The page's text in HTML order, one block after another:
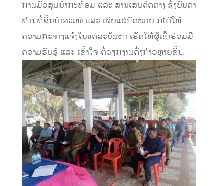
ການມົ້ວສຸມນ້ຳກະທ້ອມ ແລະ ສານເສບຕິດຕ່າງ ຊຶ່ງບັນດາ
ທ່ານທີ່ຂຶ້ນນໍາສະເໜີ ແລະ ເຜີຍແຜ່ກົດໝາຍ ກໍໄດ້ໃຫ້
ຄວາມກະຈາງແຈ້ງໃນແຕ່ລະບັນຫາ ເຮັດໃຫ້ຜູ້ເຂົ້າຮ່ວມມີ
ຄວາມຮັບຮູ້ ແລະ ເຂົ້າໃຈ ຕໍ່ວຽກງານດັ່ງກ່າວຫຼາຍຂຶ້ນ.